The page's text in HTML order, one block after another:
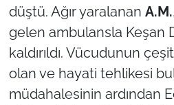
düştü. Ağır yaralanan A.M.
gelen ambulansla Keşan
kaldırıldı. Vücudunun
olan ve hayati tehlikesi
müdahalesinin ardından
KIRKLARELİ
ÇANAKKALE
TÜRKİYE